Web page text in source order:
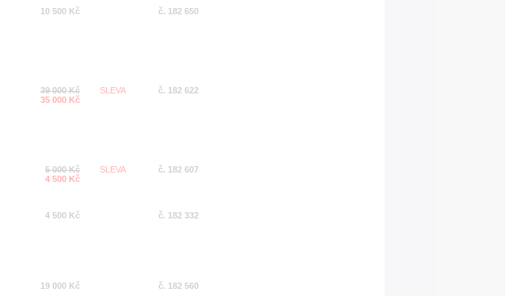
10 500 Kč č. 182 650
39 000 Kč
35 000 Kč
SLEVA č. 182 622
5 000 Kč
4 500 Kč
SLEVA č. 182 607
4 500 Kč č. 182 332
19 000 Kč č. 182 560